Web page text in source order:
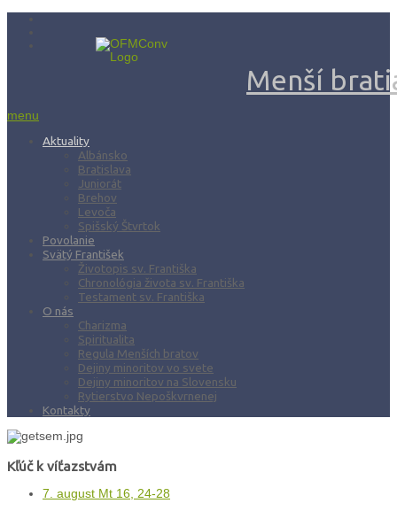
Menší
menu
Aktuality
Albánsko
Bratislava
Juniorát
Brehov
Levoča
Spišský Štvrtok
Povolanie
Svätý František
Životopis sv. Františka
Chronológia života sv. Františka
Testament sv. Františka
O nás
Charizma
Spiritualita
Regula Menších bratov
Dejiny minoritov vo svete
Dejiny minoritov na Slovensku
Rytierstvo Nepoškvrnenej
Kontakty
Kľúč k víťazstvám
7. august Mt 16, 24-28